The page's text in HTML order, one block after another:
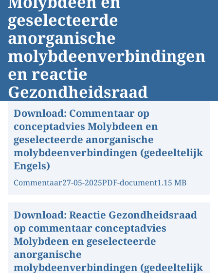
geselecteerde
anorganische
molybdeenverbindingen
en reactie
Gezondheidsraad
Download: Commentaar op
conceptadvies Molybdeen en
geselecteerde anorganische
molybdeenverbindingen (gedeeltelijk
Engels)
Commentaar27-05-2025PDF-document1.15 MB
Download: Reactie Gezondheidsraad
op commentaar conceptadvies
Molybdeen en geselecteerde
anorganische
molybdeenverbindingen (gedeeltelijk